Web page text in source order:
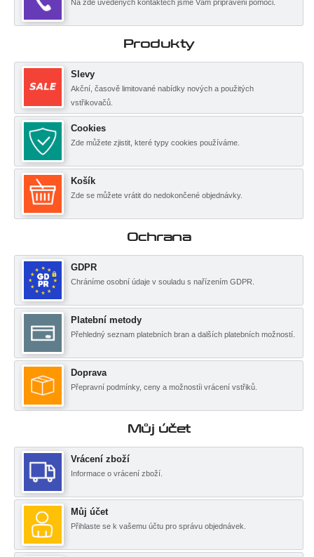
Na zde uvedených kontaktech jsme Vám připraveni pomoci.
Produkty
Slevy
Akční, časově limitované nabídky nových a použitých
vstřikovačů.
Cookies
Zde můžete zjistit, které typy cookies používáme.
Košík
Zde se můžete vrátit do nedokončené objednávky.
Ochrana
GDPR
Chráníme osobní údaje v souladu s nařízením GDPR.
Platební metody
Přehledný seznam platebních bran a dalších platebních možností.
Doprava
Přepravní podmínky, ceny a možnostíi vrácení vstřiků.
Můj účet
Vrácení zboží
Informace o vrácení zboží.
Můj účet
Přihlaste se k vašemu účtu pro správu objednávek.